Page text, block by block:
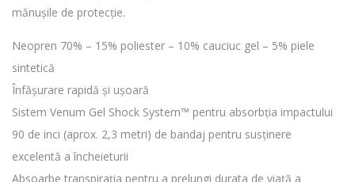
mănușile de protecție.
Neopren 70% – 15% poliester – 10% cauciuc gel – 5% piele
sintetică
Înfășurare rapidă și ușoară
Sistem Venum Gel Shock System™ pentru absorbția impactului
90 de inci (aprox. 2,3 metri) de bandaj pentru susținere
excelentă a încheieturii
Absoarbe transpirația pentru a prelungi durata de viață a